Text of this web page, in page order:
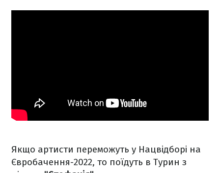
Якщо артисти переможуть у Нацвідборі на
Євробачення-2022, то поїдуть в Турин з